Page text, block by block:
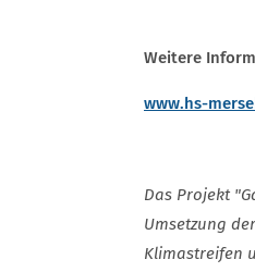
Weitere
www.hs-
Das Projekt
Umsetzung
Klimastreifen